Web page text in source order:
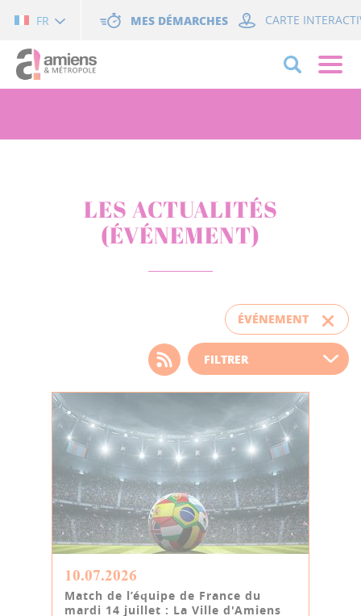
FR MES DÉMARCHES CARTE
LES ACTUALITÉS
(ÉVÉNEMENT)
ÉVÉNEMENT
Choisissez votre filtre
d'actualité
10.07.2026
Match de l’équipe de France du
mardi 14 juillet : La Ville d'Amiens